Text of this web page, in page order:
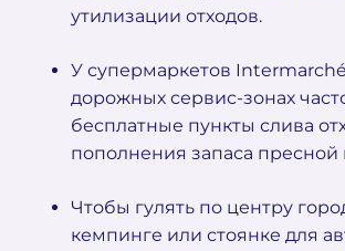
утилизации отходов.
У супермаркетов
дорожных сервис-зонах
бесплатные пункты слива
пополнения запаса пресной
Чтобы гулять по центру
кемпинге или стоянке для